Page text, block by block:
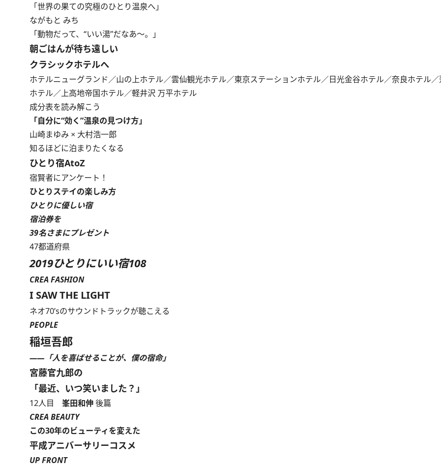
「世界の果ての究極のひとり温泉へ」
ながもと みち
「動物だって、“いい湯”だなあ～。」
朝ごはんが待ち遠しい
クラシックホテルへ
ホテルニューグランド／山の上ホテル／雲仙観光ホテル／東京ステーションホテル／日光金谷ホテル／奈良ホテル
ホテル／上高地帝国ホテル／軽井沢 万平ホテル
成分表を読み解こう
「自分に“効く”温泉の見つけ方」
山崎まゆみ × 大村浩一郎
知るほどに泊まりたくなる
ひとり宿AtoZ
宿賢者にアンケート！
ひとりステイの楽しみ方
ひとりに優しい宿
宿泊券を
39名さまにプレゼント
47都道府県
2019ひとりにいい宿108
CREA FASHION
I SAW THE LIGHT
ネオ70’sのサウンドトラックが聴こえる
PEOPLE
稲垣吾郎
――「人を喜ばせることが、僕の宿命」
宮藤官九郎の
「最近、いつ笑いました？」
12人目 峯田和伸後篇
CREA BEAUTY
この30年のビューティを変えた
平成アニバーサリーコスメ
UP FRONT